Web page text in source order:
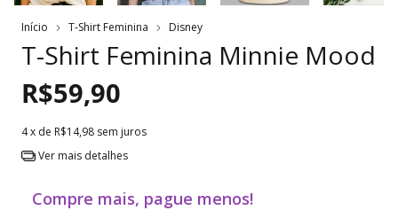
Início T-Shirt Feminina Disney
T-Shirt Feminina Minnie Mood
R$59,90
4x de R$14,98 sem juros
Ver mais detalhes
Compre mais, pague menos!